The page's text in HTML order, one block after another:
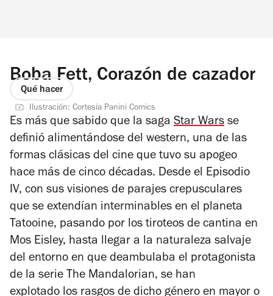
Boba Fett, Corazón de cazador
Qué hacer
Ilustración: Cortesía Panini Comics
Es más que sabido que la saga Star Wars se
definió alimentándose del western, una de las
formas clásicas del cine que tuvo su apogeo
hace más de cinco décadas. Desde el Episodio
IV, con sus visiones de parajes crepusculares
que se extendían interminables en el planeta
Tatooine, pasando por los tiroteos de cantina en
Mos Eisley, hasta llegar a la naturaleza salvaje
del entorno en que deambulaba el protagonista
de la serie The Mandalorian, se han
explotado los rasgos de dicho género en mayor o